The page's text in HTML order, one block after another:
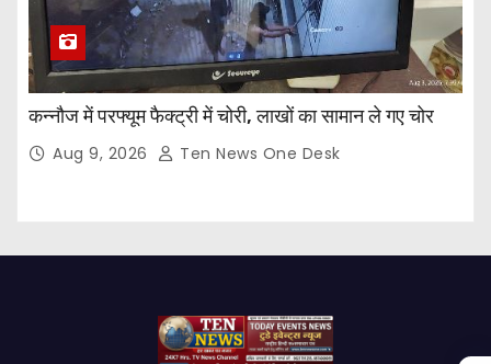
कन्नौज में परफ्यूम फैक्ट्री में चोरी, लाखों का सामान ले गए चोर
Aug 9, 2026 Ten News One Desk